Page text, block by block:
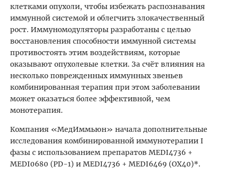
клетками опухоли, чтобы избежать распознавания
иммунной системой и облегчить злокачественный
рост. Иммуномодуляторы разработаны с целью
восстановления способности иммунной системы
противостоять этим воздействиям, которые
оказывают опухолевые клетки. За счёт влияния на
несколько поврежденных иммунных звеньев
комбинированная терапия при этом заболевании
может оказаться более эффективной, чем
монотерапия.
Компания «МедИммьюн» начала дополнительные
исследования комбинированной иммунотерапии I
фазы с использованием препаратов MEDI4736 +
MEDI0680 (PD-1) и MEDI4736 + MEDI6469 (OX40)*.